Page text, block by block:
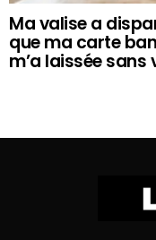
Ma valise a
que ma carte
m’a laissée sans